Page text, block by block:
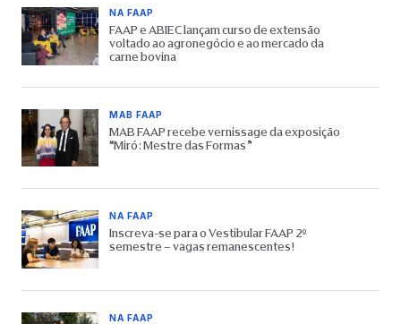
NA FAAP
FAAP e ABIEC lançam curso de extensão
voltado ao agronegócio e ao mercado da
carne bovina
MAB FAAP
MAB FAAP recebe vernissage da exposição
“Miró: Mestre das Formas”
NA FAAP
Inscreva-se para o Vestibular FAAP 2º
semestre – vagas remanescentes!
NA FAAP